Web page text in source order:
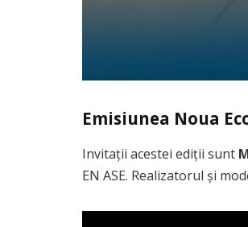
Emisiunea Noua
Invitații acestei ediții sunt
EN ASE. Realizatorul și